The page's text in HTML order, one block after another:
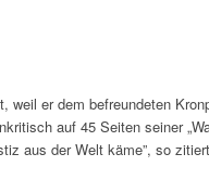
weil er dem befreun­de­ten
auf 45 Seiten seiner
aus der Welt käme”, so